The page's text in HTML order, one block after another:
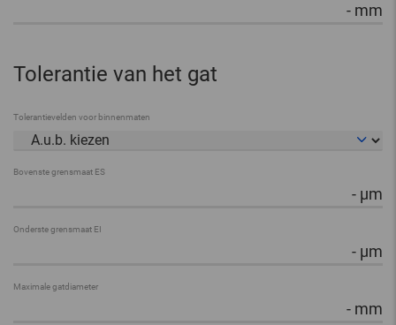
- mm
Tolerantie van het gat
Tolerantievelden voor binnenmaten
Bovenste grensmaat ES
- µm
Onderste grensmaat EI
- µm
Maximale gatdiameter
- mm